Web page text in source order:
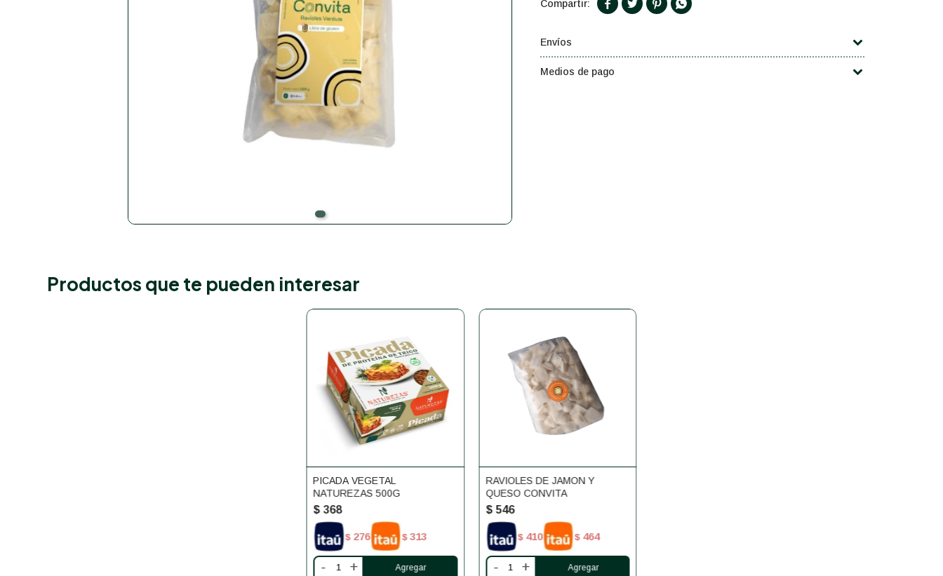
   
Envíos
Medios de pago
Productos que te pueden interesar
PICADA VEGETAL
NATUREZAS 500G
$ 368
$ 276 $ 313
- +
RAVIOLES DE JAMON Y
QUESO CONVITA
$ 546
$ 410 $ 464
- +